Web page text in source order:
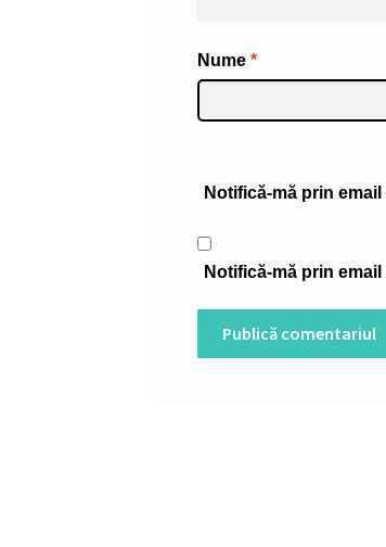
Nume *
Notifică-mă prin
Notifică-mă prin